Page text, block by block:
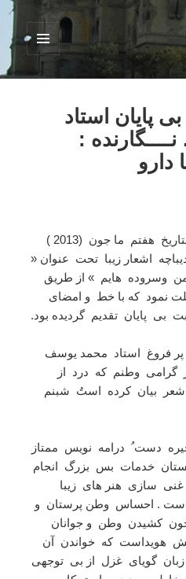
فهرست
ابزارک‌ها
پایان استاد
:
دارو
بتاریخ هفتم ما جون (2013 )
اشعار زیبا تحت عنوان «
وسروده هایم » از طریق
نمود که با خط و امضای
بی پایان تقدیم گردیده بود.
پر فروغ استاد محمد یوسف
گرامی وطنم که درد از
شعر بیان کرده استُ شبنم
دست ُ درامه نویس ممتاز
خدمات بس بزرگ انجام
سازی هنر های زیبا
است . احساس وطن پرستان و
کشیدن وطن و جوانان
هویداست که خواندن آن
زبان گویای غزل از بی توجهی